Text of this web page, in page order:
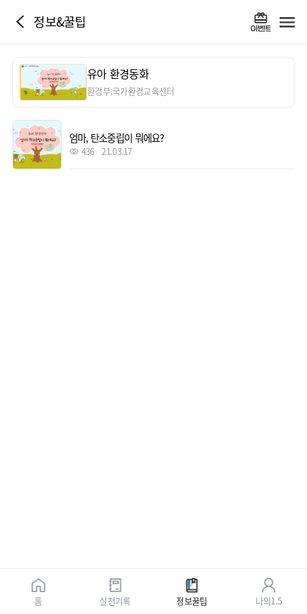
정보&꿀팁
유아 환경동화
환경부,국가환경교육센터
엄마, 탄소중립이 뭐에요?
436 21.03.17
홈 실천기록 정보꿀팁 나의1.5